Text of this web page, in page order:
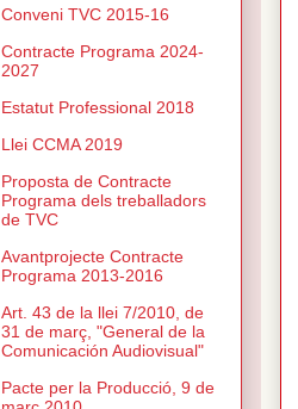
Conveni TVC 2015-16
Contracte Programa 2024-
2027
Estatut Professional 2018
Llei CCMA 2019
Proposta de Contracte
Programa dels treballadors
de TVC
Avantprojecte Contracte
Programa 2013-2016
Art. 43 de la llei 7/2010, de
31 de març, "General de la
Comunicación Audiovisual"
Pacte per la Producció, 9 de